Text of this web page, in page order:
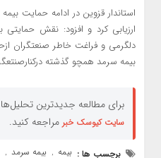
استاندار قزوین در ادامه حمایت
ارزیابی کرد و افزود: نقش
دلگرمی و فراغت خاطر صنعتگران
بیمه سرمد همچو گذشته
برای مطالعه جدیدترین
سایت کیوسک خبر مراجعه کنید.
برچسب ها : بیمه , بیمه سرمد ,